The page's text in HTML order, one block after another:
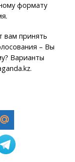
формату
вам принять
– Вы
Варианты